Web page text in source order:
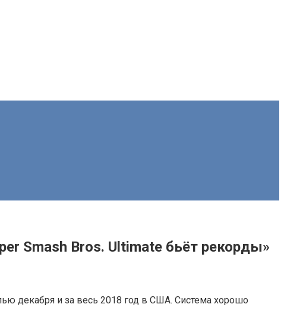
Smash Bros. Ultimate бьёт рекорды»
декабря и за весь 2018 год в США. Система хорошо